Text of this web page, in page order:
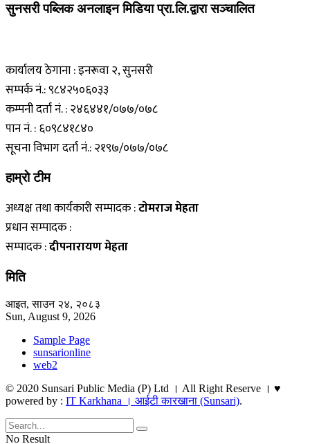
सुनसरी पब्लिक अनलाइन मिडिया प्रा.लि.द्वारा सञ्चालित
कार्यालय ठेगाना : इनरूवा २, सुनसरी
सम्पर्क नं.: ९८४२५०६०३३
कम्पनी दर्ता नं. : २४६४४१/०७७/०७८
पान नं. : ६०९८४१८४०
सूचना विभाग दर्ता नं.: २१९७/०७७/०७८
हाम्राे टीम
अध्यक्ष तथा कार्यकारी सम्पादक :टाेमराज मेहता
प्रधान सम्पादक :
सम्पादक :दीपनारायण मेहता
मिति
आइत, साउन २४, २०८३
Sun, August 9, 2026
Sample Page
sunsarionline
web2
© 2020 Sunsari Public Media (P) Ltd । All Right Reserve । ♥
powered by : IT Karkhana । आईटी कारखाना (Sunsari).
No Result